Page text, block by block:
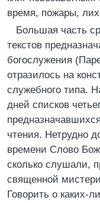
время, пожары,
Большая часть
текстов
богослужения
отразилось на
служебного типа.
дней списков
чтения. Нетрудно
времени Слово
сколько слушали,
священной
Говорить о каких-